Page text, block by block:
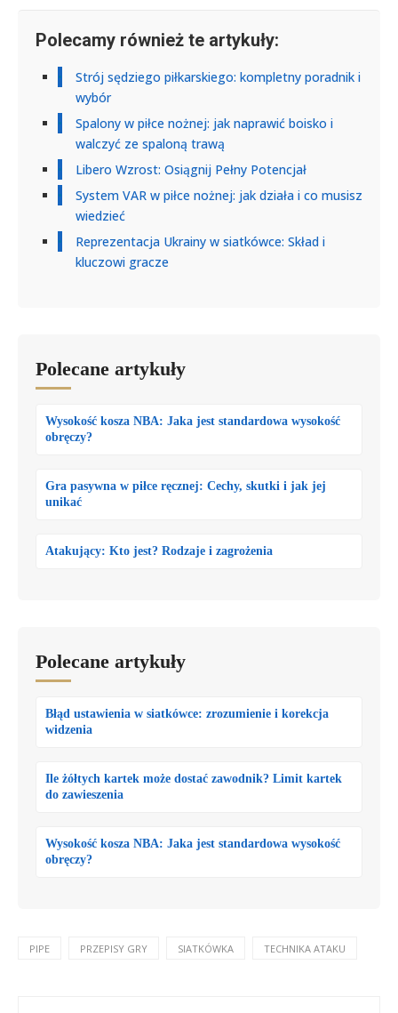
Polecamy również te artykuły:
Strój sędziego piłkarskiego: kompletny poradnik i
wybór
Spalony w piłce nożnej: jak naprawić boisko i
walczyć ze spaloną trawą
Libero Wzrost: Osiągnij Pełny Potencjał
System VAR w piłce nożnej: jak działa i co musisz
wiedzieć
Reprezentacja Ukrainy w siatkówce: Skład i
kluczowi gracze
Polecane artykuły
Wysokość kosza NBA: Jaka jest standardowa wysokość
obręczy?
Gra pasywna w piłce ręcznej: Cechy, skutki i jak jej
unikać
Atakujący: Kto jest? Rodzaje i zagrożenia
Polecane artykuły
Błąd ustawienia w siatkówce: zrozumienie i korekcja
widzenia
Ile żółtych kartek może dostać zawodnik? Limit kartek
do zawieszenia
Wysokość kosza NBA: Jaka jest standardowa wysokość
obręczy?
PIPE PRZEPISY GRY SIATKÓWKA TECHNIKA ATAKU